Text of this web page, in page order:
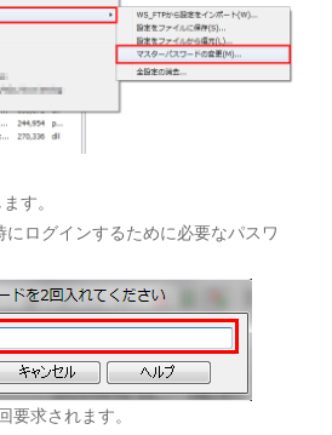
す。
にログインするために必要なパスワ
要求されます。